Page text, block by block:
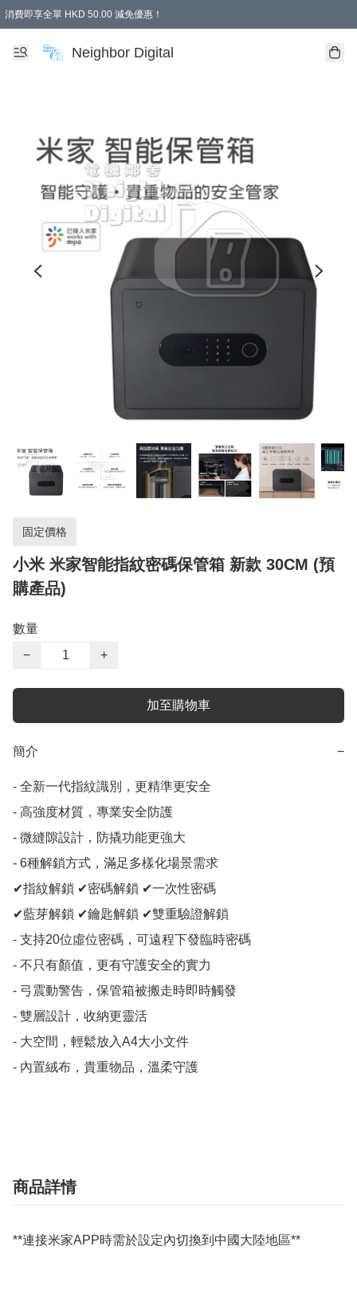
消費即享全單 HKD 50.00 減免優惠！
Neighbor Digital
固定價格
小米 米家智能指紋密碼保管箱 新款 30CM (預
購產品)
數量
−
+
加至購物車
簡介 −
- 全新一代指紋識別，更精準更安全
- 高強度材質，專業安全防護
- 微縫隙設計，防撬功能更強大
- 6種解鎖方式，滿足多樣化場景需求
✔指紋解鎖 ✔密碼解鎖 ✔一次性密碼
✔藍芽解鎖 ✔鑰匙解鎖 ✔雙重驗證解鎖
- 支持20位虛位密碼，可遠程下發臨時密碼
- 不只有顏值，更有守護安全的實力
- 弓震動警告，保管箱被搬走時即時觸發
- 雙層設計，收納更靈活
- 大空間，輕鬆放入A4大小文件
- 內置絨布，貴重物品，溫柔守護
商品詳情
**連接米家APP時需於設定內切換到中國大陸地區**